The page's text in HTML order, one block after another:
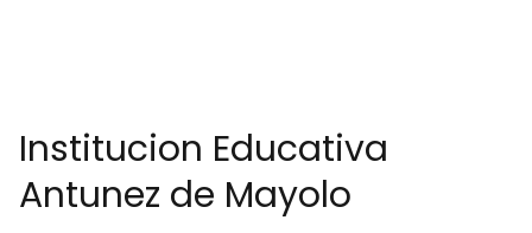
Institucion Educativa
Antunez de Mayolo